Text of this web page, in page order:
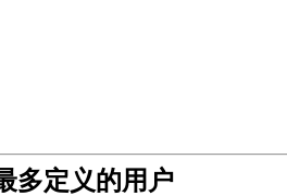
多定义的用户